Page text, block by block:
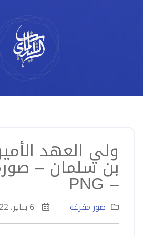
ولي العهد
بن سلمان –
– PNG
صور مفرغة